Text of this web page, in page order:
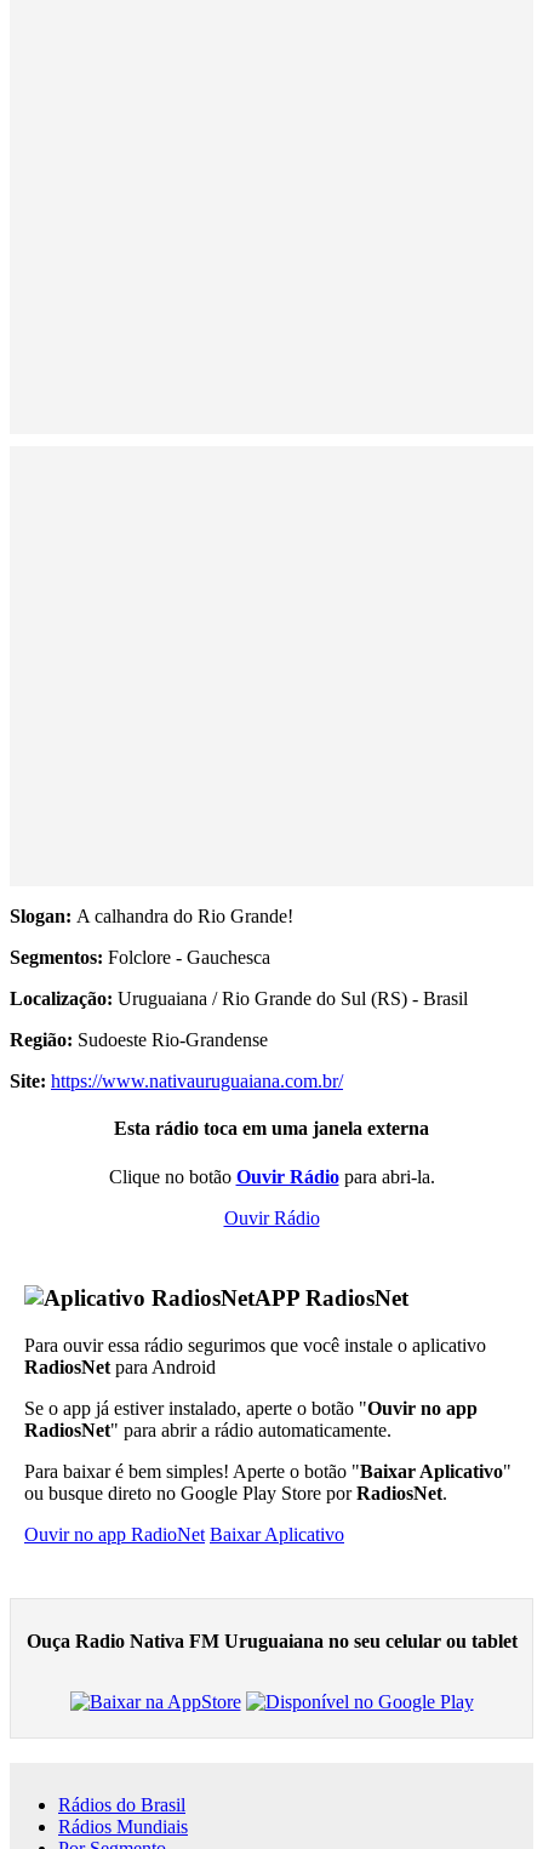
Slogan: A calhandra do Rio Grande!
Segmentos: Folclore - Gauchesca
Localização: Uruguaiana / Rio Grande do Sul (RS) - Brasil
Região: Sudoeste Rio-Grandense
Site: https://www.nativauruguaiana.com.br/
Esta rádio toca em uma janela externa
Clique no botão Ouvir Rádiopara abri-la.
Ouvir Rádio
APP RadiosNet
Para ouvir essa rádio segurimos que você instale o aplicativo
RadiosNet para Android
Se o app já estiver instalado, aperte o botão "Ouvir no app
RadiosNet" para abrir a rádio automaticamente.
Para baixar é bem simples! Aperte o botão "Baixar Aplicativo"
ou busque direto no Google Play Store porRadiosNet.
Ouvir no app RadioNet Baixar Aplicativo
Ouça Radio Nativa FM Uruguaiana no seu celular ou tablet
Rádios do Brasil
Rádios Mundiais